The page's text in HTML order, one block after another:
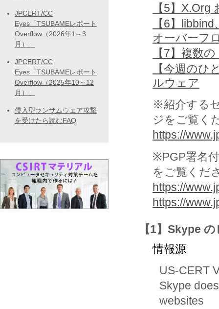
【5】
【6】
オーバーフ
【7】複数
【今週のひ
ルウェア
※紹介する
ジをご覧く
https://
※PGP署名
をご覧くだ
https://
https://
【1】Skype
情報源
US-CERT
Skype
websites
JPCERT/CC
Eyes「TSUBAMEレポート
Overflow（2026年1～3
月）」
JPCERT/CC
Eyes「TSUBAMEレポート
Overflow（2025年10～12
月）」
侵入型ランサムウェア攻撃
を受けたら読むFAQ